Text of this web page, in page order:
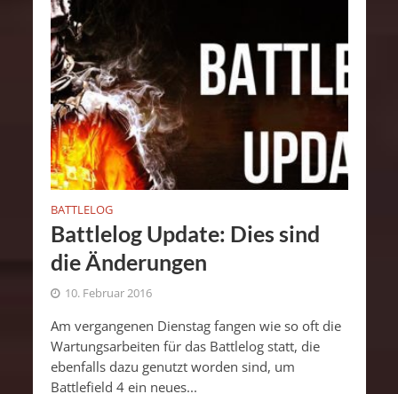
BATTLELOG
Battlelog Update: Dies sind
die Änderungen
10. Februar 2016
Am vergangenen Dienstag fangen wie so oft die
Wartungsarbeiten für das Battlelog statt, die
ebenfalls dazu genutzt worden sind, um
Battlefield 4 ein neues...